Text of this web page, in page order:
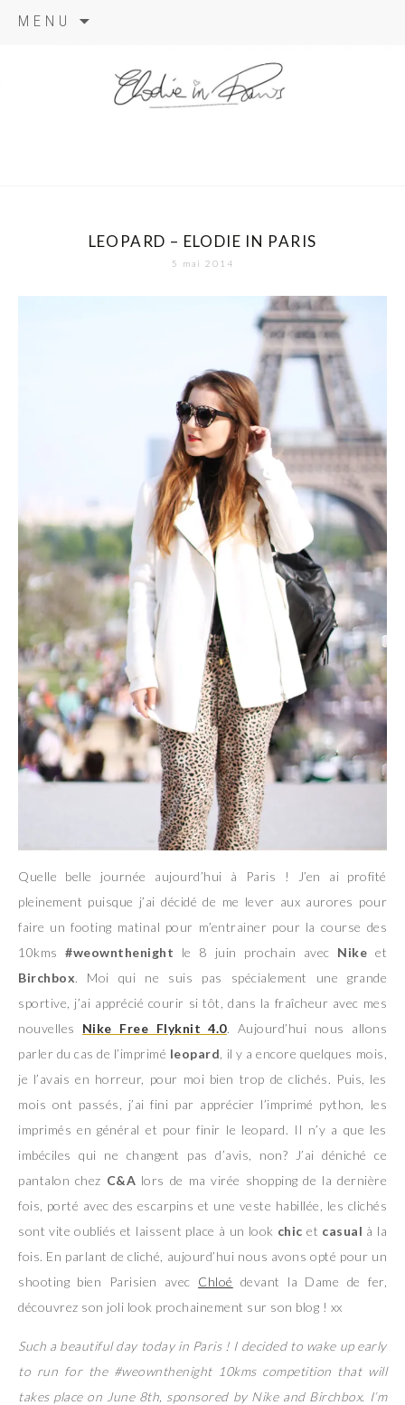
MENU
LEOPARD – ELODIE IN PARIS
5 mai 2014
Quelle belle journée aujourd’hui à Paris ! J’en ai profité
pleinement puisque j’ai décidé de me lever aux aurores pour
faire un footing matinal pour m’entrainer pour la course des
10kms#weownthenight le 8 juin prochain avec Nike et
Birchbox. Moi qui ne suis pas spécialement une grande
sportive, j’ai apprécié courir si tôt, dans la fraîcheur avec mes
nouvelles Nike Free Flyknit 4.0. Aujourd’hui nous allons
parler du cas de l’imprimé leopard , il y a encore quelques mois,
je l’avais en horreur, pour moi bien trop de clichés. Puis, les
mois ont passés, j’ai fini par apprécier l’imprimé python, les
imprimés en général et pour finir le leopard. Il n’y a que les
imbéciles qui ne changent pas d’avis, non? J’ai déniché ce
pantalon chez C&A lors de ma virée shopping de la dernière
fois, porté avec des escarpins et une veste habillée, les clichés
sont vite oubliés et laissent place à un look chic et casual à la
fois. En parlant de cliché, aujourd’hui nous avons opté pour un
shooting bien Parisien avec Chloé devant la Dame de fer,
découvrez son joli look prochainement sur son blog ! xx
Such a beautiful day today in Paris ! I decided to wake up early
to run for the #weownthenight 10kms competition that will
takes place on June 8th, sponsored by Nike and Birchbox. I’m